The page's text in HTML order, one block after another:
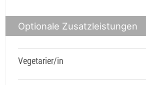
Optionale Zusatzleistungen
Vegetarier/in